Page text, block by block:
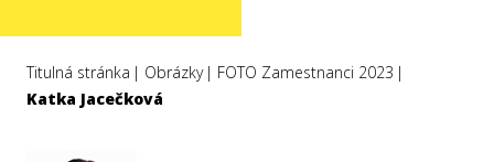
Titulná stránka Obrázky
FOTO Zamestnanci 2023
Katka Jacečková